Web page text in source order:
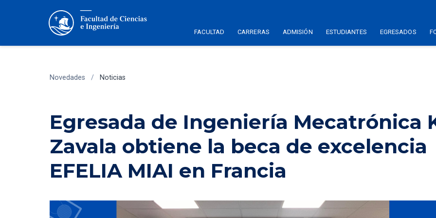
FACULTAD CARRERAS ADMISIÓN ESTUDIANTES EGRESADOS
Novedades / Noticias
Egresada de Ingeniería Mecatrónica
Zavala obtiene la beca de excelencia
EFELIA MIAI en Francia